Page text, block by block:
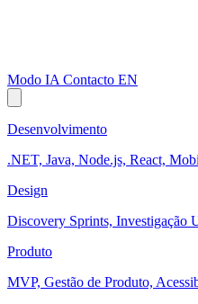
Modo IA Contacto EN
Desenvolvimento
.NET, Java, Node.js, React,
Design
Discovery Sprints, Investigação
Produto
MVP, Gestão de Produto,